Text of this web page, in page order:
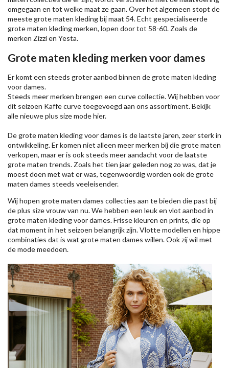
omgegaan en tot welke maat ze gaan. Over het algemeen stopt de
meeste grote maten kleding bij maat 54. Echt gespecialiseerde
grote maten kleding merken, lopen door tot 58-60. Zoals de
merken Zizzien Yesta.
Grote maten kleding merken voor dames
Er komt een steeds groter aanbod binnen de grote maten kleding
voor dames.
Steeds meer merken brengen een curve collectie. Wij hebben voor
dit seizoen Kaffecurve toegevoegd aan ons assortiment. Bekijk
alle nieuweplus size modehier.
De grote maten kleding voor dames is de laatste jaren, zeer sterk in
ontwikkeling. Er komen niet alleen meer merken bij die grote maten
verkopen, maar er is ook steeds meer aandacht voor de laatste
grote maten trends. Zoals het tien jaar geleden nog zo was, dat je
moest doen met wat er was, tegenwoordig worden ook de grote
maten dames steeds veeleisender.
Wij hopen grote maten dames collecties aan te bieden die past bij
de plus size vrouw van nu. We hebben een leuk en vlot aanbod in
grote maten kleding voor dames. Frisse kleuren en prints, die op
dat moment in het seizoen belangrijk zijn. Vlotte modellen en hippe
combinaties dat is wat grote maten dames willen. Ook zij wil met
de mode meedoen.